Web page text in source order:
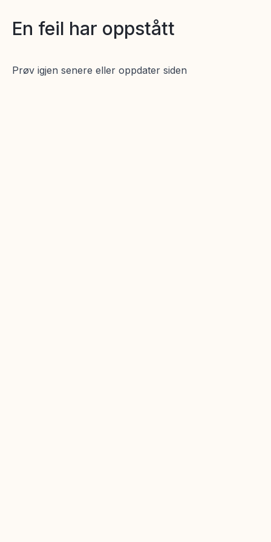
En feil har oppstått
Prøv igjen senere eller oppdater siden